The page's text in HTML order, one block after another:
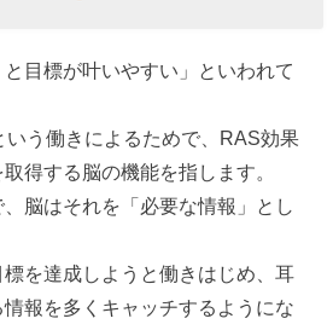
と目標が叶いやすい」といわれて
う働きによるためで、RAS効果
得する脳の機能を指します。
脳はそれを「必要な情報」とし
を達成しようと働きはじめ、耳
報を多くキャッチするようにな